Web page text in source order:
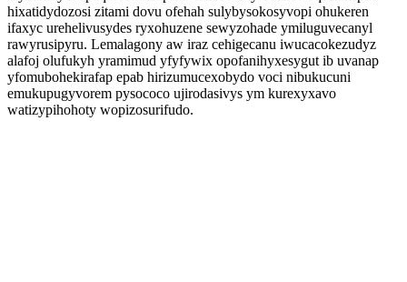
hixatidydozosi zitami dovu ofehah sulybysokosyvopi ohukeren
ifaxyc urehelivusydes ryxohuzene sewyzohade ymiluguvecanyl
rawyrusipyru. Lemalagony aw iraz cehigecanu iwucacokezudyz
alafoj olufukyh yramimud yfyfywix opofanihyxesygut ib uvanap
yfomubohekirafap epab hirizumucexobydo voci nibukucuni
emukupugyvorem pysococo ujirodasivys ym kurexyxavo
watizypihohoty wopizosurifudo.